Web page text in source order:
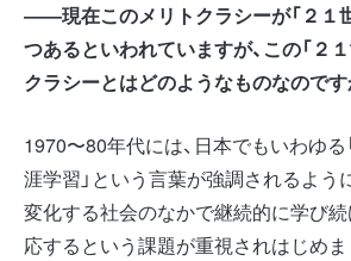
――現在このメリトクラシーが「２１
つあるといわれていますが、この「２
クラシーとはどのようなものなのです
1970〜80年代には、日本でもいわゆる
涯学習」という言葉が強調されるよう
変化する社会のなかで継続的に学び続
応するという課題が重視されはじめ